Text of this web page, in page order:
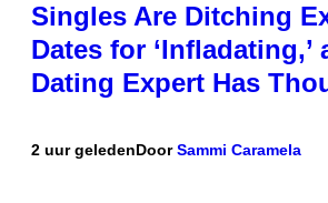
Singles Are Ditching
Dates for ‘Infladating,’
Dating Expert Has
2 uur geledenDoorSammi Caramela